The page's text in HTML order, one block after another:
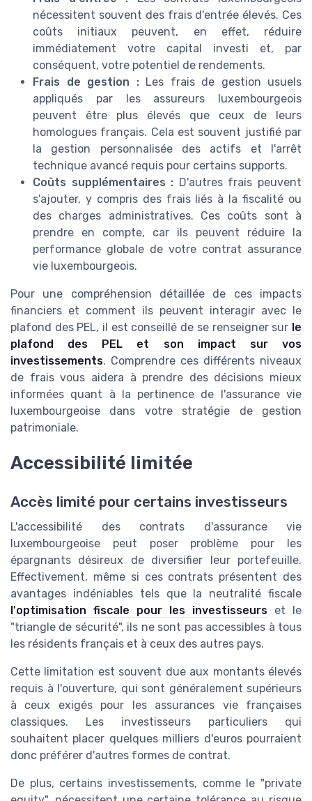
nécessitent souvent des frais d'entrée élevés. Ces
coûts initiaux peuvent, en effet, réduire
immédiatement votre capital investi et, par
conséquent, votre potentiel de rendements.
Frais de gestion :Les frais de gestion usuels
appliqués par les assureurs luxembourgeois
peuvent être plus élevés que ceux de leurs
homologues français. Cela est souvent justifié par
la gestion personnalisée des actifs et l'arrêt
technique avancé requis pour certains supports.
Coûts supplémentaires : D'autres frais peuvent
s'ajouter, y compris des frais liés à la fiscalité ou
des charges administratives. Ces coûts sont à
prendre en compte, car ils peuvent réduire la
performance globale de votre contrat assurance
vie luxembourgeois.
Pour une compréhension détaillée de ces impacts
financiers et comment ils peuvent interagir avec le
plafond des PEL, il est conseillé de se renseigner sur le
plafond des PEL et son impact sur vos
investissements. Comprendre ces différents niveaux
de frais vous aidera à prendre des décisions mieux
informées quant à la pertinence de l'assurance vie
luxembourgeoise dans votre stratégie de gestion
patrimoniale.
Accessibilité limitée
Accès limité pour certains investisseurs
L'accessibilité des contrats d'assurance vie
luxembourgeoise peut poser problème pour les
épargnants désireux de diversifier leur portefeuille.
Effectivement, même si ces contrats présentent des
avantages indéniables tels que la neutralité fiscale
l'optimisation fiscale pour les investisseurs et le
"triangle de sécurité", ils ne sont pas accessibles à tous
les résidents français et à ceux des autres pays.
Cette limitation est souvent due aux montants élevés
requis à l'ouverture, qui sont généralement supérieurs
à ceux exigés pour les assurances vie françaises
classiques. Les investisseurs particuliers qui
souhaitent placer quelques milliers d'euros pourraient
donc préférer d'autres formes de contrat.
De plus, certains investissements, comme le "private